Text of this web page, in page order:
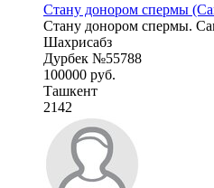
Стану донором спермы
Стану донором спермы.
Шахрисабз
Дурбек №55788
100000 руб.
Ташкент
2142